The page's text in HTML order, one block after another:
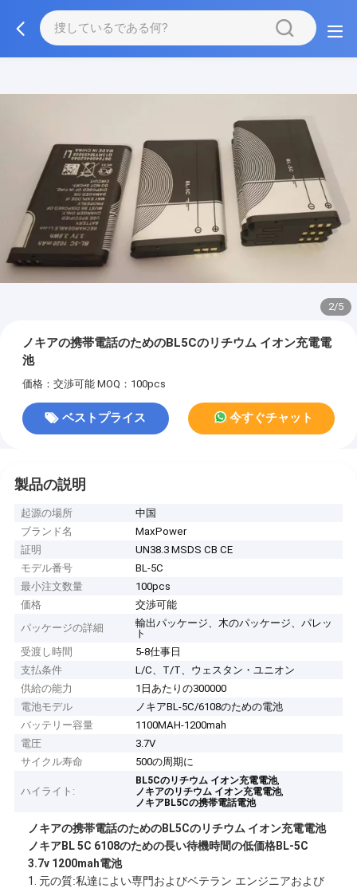
2/5
ノキアの携帯電話のためのBL5Cのリチウム イオン充電電
池
価格：交渉可能 MOQ：100pcs
ベストプライス 今すぐチャット
製品の説明
起源の場所
中国
ブランド名
MaxPower
証明
UN38.3 MSDS CB CE
モデル番号
BL-5C
最小注文数量
100pcs
価格
交渉可能
パッケージの詳細
輸出パッケージ、木のパッケージ、パレッ
ト
受渡し時間
5-8仕事日
支払条件
L/C、T/T、ウェスタン・ユニオン
供給の能力
1日あたりの300000
電池モデル
ノキアBL-5C/6108のための電池
バッテリー容量
1100MAH-1200mah
電圧
3.7V
サイクル寿命
500の周期に
ハイライト:
BL5Cのリチウム イオン充電電池,
ノキアのリチウム イオン充電電池,
ノキアBL5Cの携帯電話電池
ノキアの携帯電話のためのBL5Cのリチウム イオン充電電池
ノキアBL 5C 6108のための長い待機時間の低価格BL-5C
3.7v 1200mah電池
1. 元の質:私達によい専門およびベテラン エンジニアおよび